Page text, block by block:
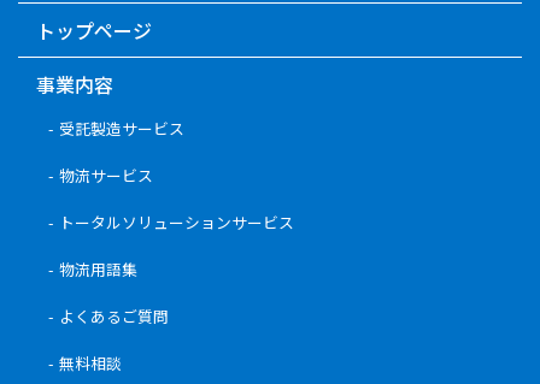
トップページ
事業内容
受託製造サービス
物流サービス
トータルソリューションサービス
物流用語集
よくあるご質問
無料相談